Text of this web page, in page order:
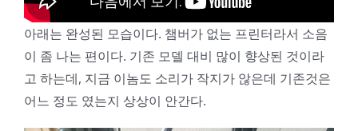
아래는 완성된 모습이다. 챔버가 없는 프린터라서 소음
이 좀 나는 편이다. 기존 모델 대비 많이 향상된 것이라
고 하는데, 지금 이놈도 소리가 작지가 않은데 기존것은
어느 정도 였는지 상상이 안간다.